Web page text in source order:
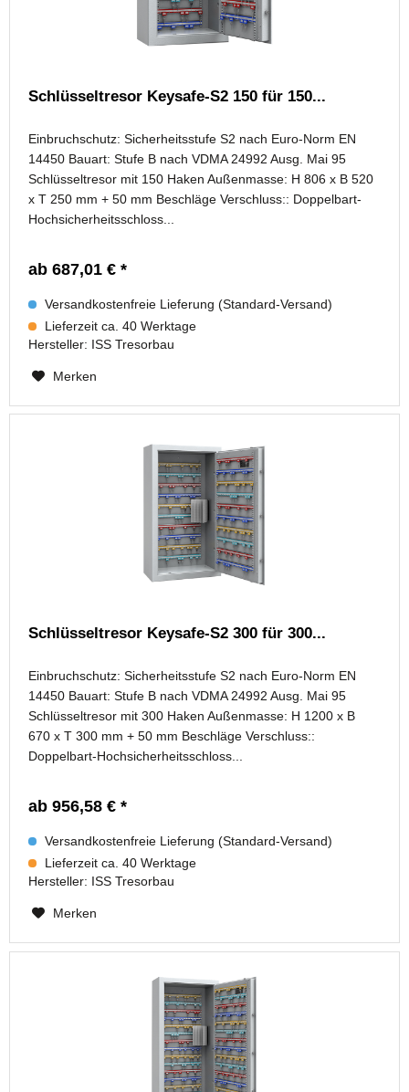
Schlüsseltresor Keysafe-S2 150 für 150...
Einbruchschutz: Sicherheitsstufe S2 nach Euro-Norm EN
14450 Bauart: Stufe B nach VDMA 24992 Ausg. Mai 95
Schlüsseltresor mit 150 Haken Außenmasse: H 806 x B 520
x T 250 mm + 50 mm Beschläge Verschluss:: Doppelbart-
Hochsicherheitsschloss...
ab 687,01 € *
Versandkostenfreie Lieferung (Standard-Versand)
Lieferzeit ca. 40 Werktage
Hersteller: ISS Tresorbau
Merken
Schlüsseltresor Keysafe-S2 300 für 300...
Einbruchschutz: Sicherheitsstufe S2 nach Euro-Norm EN
14450 Bauart: Stufe B nach VDMA 24992 Ausg. Mai 95
Schlüsseltresor mit 300 Haken Außenmasse: H 1200 x B
670 x T 300 mm + 50 mm Beschläge Verschluss::
Doppelbart-Hochsicherheitsschloss...
ab 956,58 € *
Versandkostenfreie Lieferung (Standard-Versand)
Lieferzeit ca. 40 Werktage
Hersteller: ISS Tresorbau
Merken